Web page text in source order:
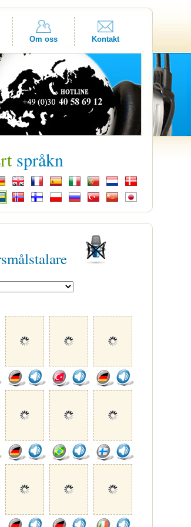
Om oss Kontakt
språkn